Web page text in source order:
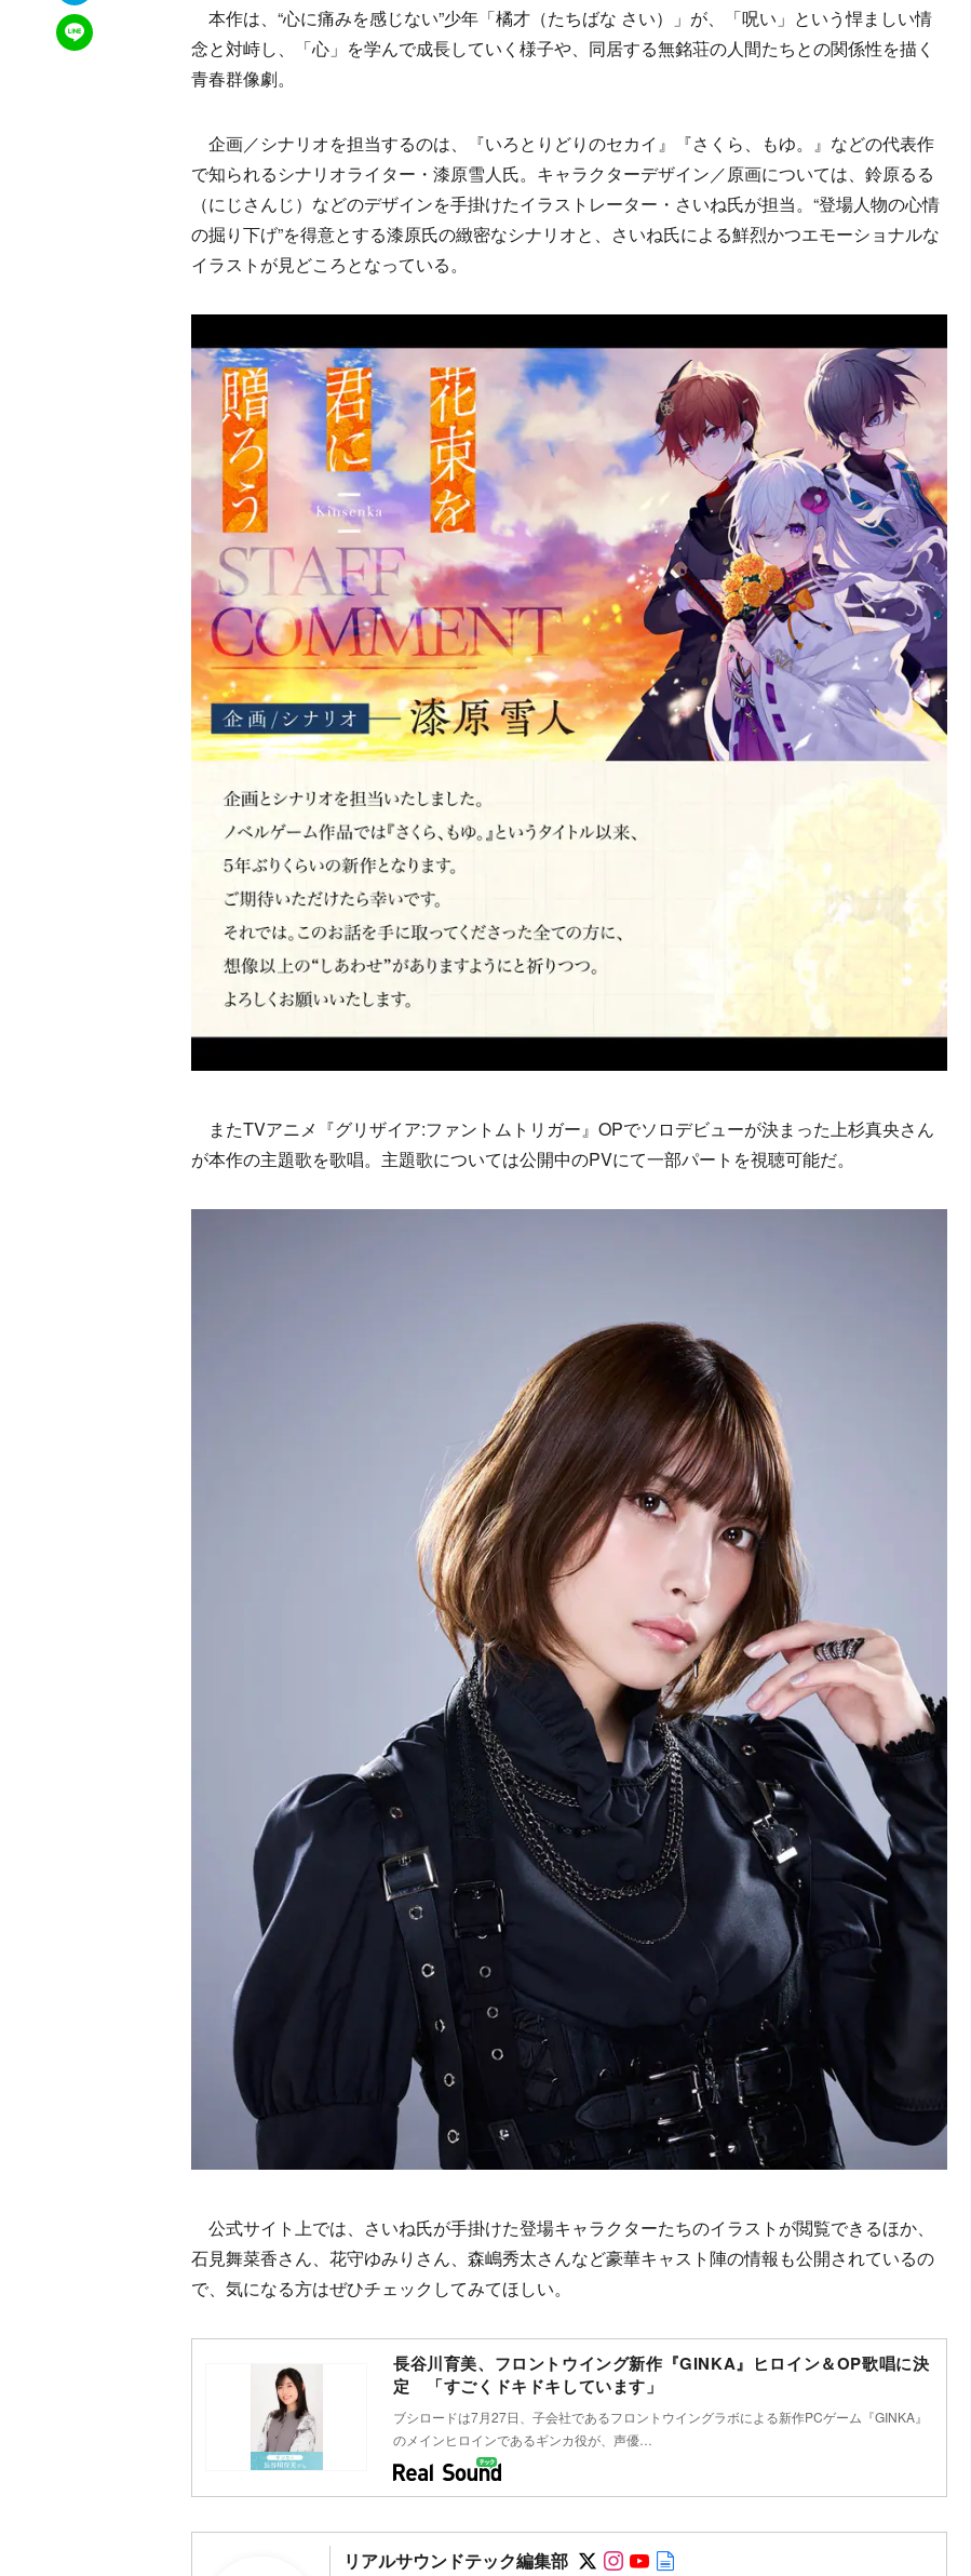
LINEで送る
本作は、“心に痛みを感じない”少年「橘才（たちばな さい）」が、「呪い」という悍ましい情
念と対峙し、「心」を学んで成長していく様子や、同居する無銘荘の人間たちとの関係性を描く
青春群像劇。
企画／シナリオを担当するのは、『いろとりどりのセカイ』『さくら、もゆ。』などの代表作
で知られるシナリオライター・漆原雪人氏。キャラクターデザイン／原画については、鈴原るる
（にじさんじ）などのデザインを手掛けたイラストレーター・さいね氏が担当。“登場人物の心情
の掘り下げ”を得意とする漆原氏の緻密なシナリオと、さいね氏による鮮烈かつエモーショナルな
イラストが見どころとなっている。
またTVアニメ『グリザイア:ファントムトリガー』OPでソロデビューが決まった上杉真央さん
が本作の主題歌を歌唱。主題歌については公開中のPVにて一部パートを視聴可能だ。
公式サイト上では、さいね氏が手掛けた登場キャラクターたちのイラストが閲覧できるほか、
石見舞菜香さん、花守ゆみりさん、森嶋秀太さんなど豪華キャスト陣の情報も公開されているの
で、気になる方はぜひチェックしてみてほしい。
長谷川育美、フロントウイング新作『GINKA』ヒロイン＆OP歌唱に決
定 「すごくドキドキしています」
ブシロードは7月27日、子会社であるフロントウイングラボによる新作PCゲーム『GINKA』
のメインヒロインであるギンカ役が、声優…
リアルサウンドテック編集部 Follow on SNS
Follow on SNS
Follow on SNS